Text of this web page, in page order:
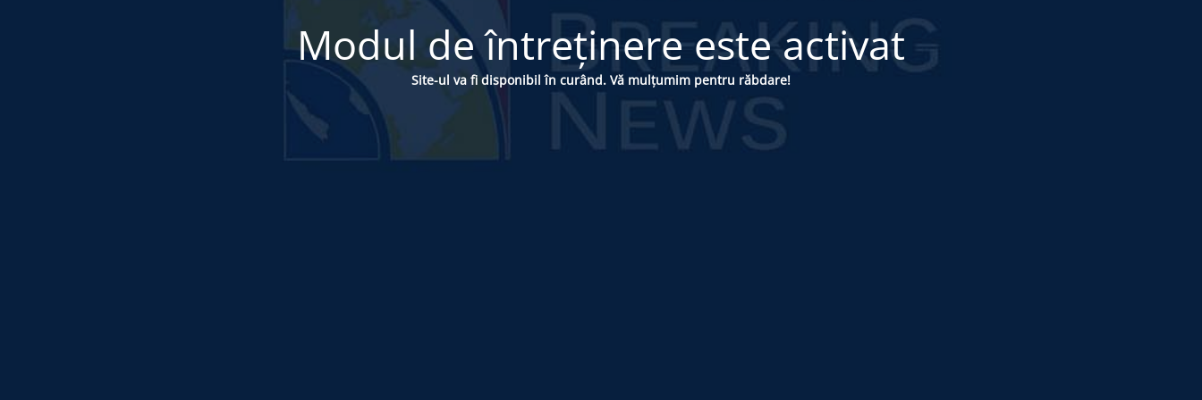
Modul de întreținere este activat
Site-ul va fi disponibil în curând. Vă mulțumim pentru răbdare!